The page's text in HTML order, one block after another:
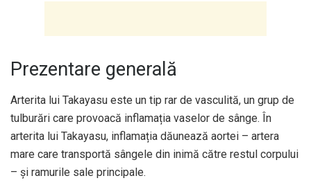
Prezentare generală
Arterita lui Takayasu este un tip rar de vasculită, un grup de
tulburări care provoacă inflamația vaselor de sânge. În
arterita lui Takayasu, inflamația dăunează aortei – artera
mare care transportă sângele din inimă către restul corpului
– și ramurile sale principale.